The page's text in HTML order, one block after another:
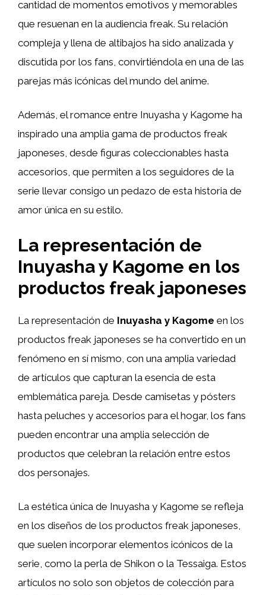
cantidad de momentos emotivos y memorables
que resuenan en la audiencia freak. Su relación
compleja y llena de altibajos ha sido analizada y
discutida por los fans, convirtiéndola en una de las
parejas más icónicas del mundo del anime.
Además, el romance entre Inuyasha y Kagome ha
inspirado una amplia gama de productos freak
japoneses, desde figuras coleccionables hasta
accesorios, que permiten a los seguidores de la
serie llevar consigo un pedazo de esta historia de
amor única en su estilo.
La representación de
Inuyasha y Kagome en los
productos freak japoneses
La representación de Inuyasha y Kagome en los
productos freak japoneses se ha convertido en un
fenómeno en sí mismo, con una amplia variedad
de artículos que capturan la esencia de esta
emblemática pareja. Desde camisetas y pósters
hasta peluches y accesorios para el hogar, los fans
pueden encontrar una amplia selección de
productos que celebran la relación entre estos
dos personajes.
La estética única de Inuyasha y Kagome se refleja
en los diseños de los productos freak japoneses,
que suelen incorporar elementos icónicos de la
serie, como la perla de Shikon o la Tessaiga. Estos
artículos no solo son objetos de colección para